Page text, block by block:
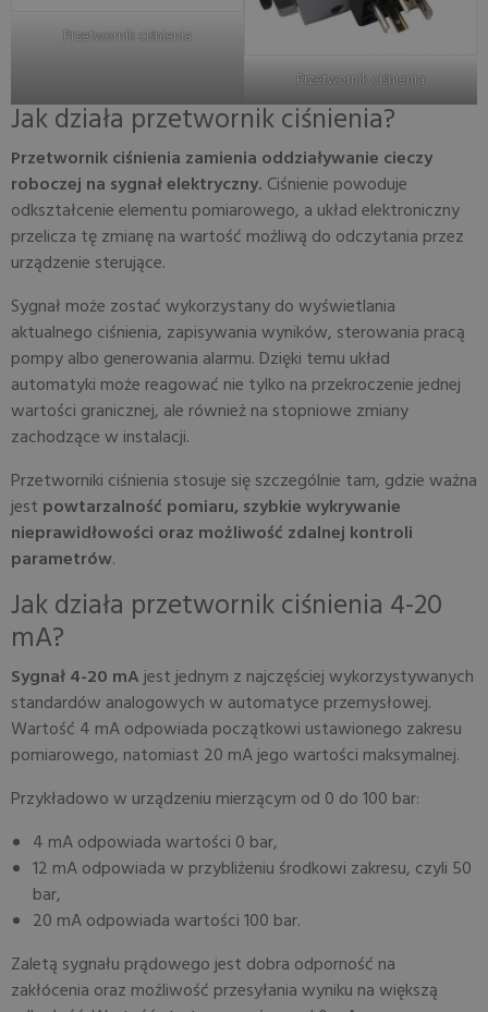
Przetwornik ciśnienia
Przetwornik ciśnienia
Jak działa przetwornik ciśnienia?
Przetwornik ciśnienia zamienia oddziaływanie cieczy
roboczej na sygnał elektryczny. Ciśnienie powoduje
odkształcenie elementu pomiarowego, a układ elektroniczny
przelicza tę zmianę na wartość możliwą do odczytania przez
urządzenie sterujące.
Sygnał może zostać wykorzystany do wyświetlania
aktualnego ciśnienia, zapisywania wyników, sterowania pracą
pompy albo generowania alarmu. Dzięki temu układ
automatyki może reagować nie tylko na przekroczenie jednej
wartości granicznej, ale również na stopniowe zmiany
zachodzące w instalacji.
Przetworniki ciśnienia stosuje się szczególnie tam, gdzie ważna
jest powtarzalność pomiaru, szybkie wykrywanie
nieprawidłowości oraz możliwość zdalnej kontroli
parametrów.
Jak działa przetwornik ciśnienia 4-20
mA?
Sygnał 4-20 mAjest jednym z najczęściej wykorzystywanych
standardów analogowych w automatyce przemysłowej.
Wartość 4 mA odpowiada początkowi ustawionego zakresu
pomiarowego, natomiast 20 mA jego wartości maksymalnej.
Przykładowo w urządzeniu mierzącym od 0 do 100 bar:
4 mA odpowiada wartości 0 bar,
12 mA odpowiada w przybliżeniu środkowi zakresu, czyli 50
bar,
20 mA odpowiada wartości 100 bar.
Zaletą sygnału prądowego jest dobra odporność na
zakłócenia oraz możliwość przesyłania wyniku na większą